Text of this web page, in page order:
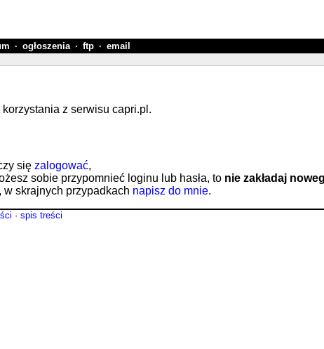
· ogłoszenia · ftp · email
z serwisu capri.pl.
się zalogować,
sobie przypomnieć loginu lub hasła, to nie zakładaj
w skrajnych przypadkach napisz do mnie.
· spis treści